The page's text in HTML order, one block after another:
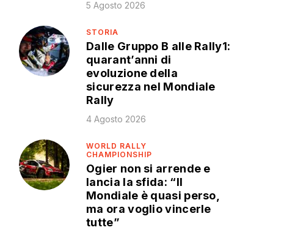
5 Agosto 2026
STORIA
Dalle Gruppo B alle Rally1:
quarant’anni di
evoluzione della
sicurezza nel Mondiale
Rally
4 Agosto 2026
WORLD RALLY
CHAMPIONSHIP
Ogier non si arrende e
lancia la sfida: “Il
Mondiale è quasi perso,
ma ora voglio vincerle
tutte”